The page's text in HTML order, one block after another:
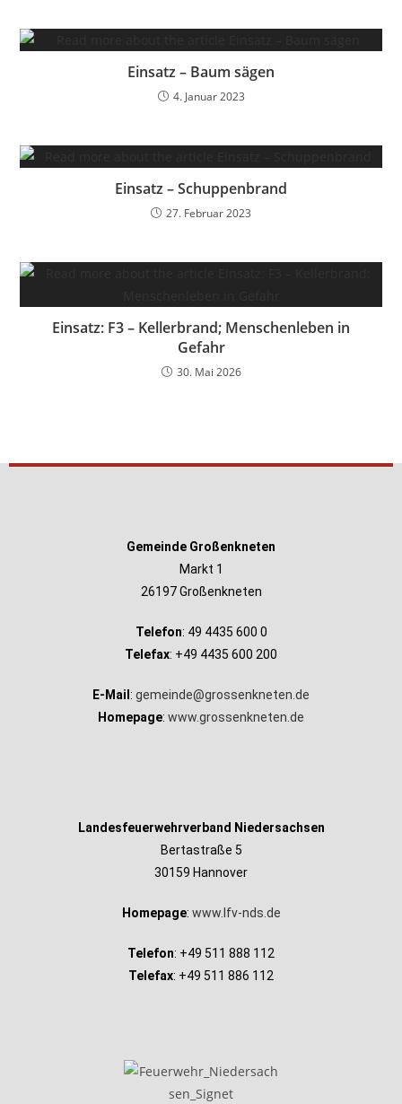
Einsatz – Baum sägen
4. Januar 2023
Einsatz – Schuppenbrand
27. Februar 2023
Einsatz: F3 – Kellerbrand; Menschenleben in
Gefahr
30. Mai 2026
Gemeinde Großenkneten
Markt 1
26197 Großenkneten
Telefon: 49 4435 600 0
Telefax: +49 4435 600 200
E-Mail: gemeinde@grossenkneten.de
Homepage: www.grossenkneten.de
Landesfeuerwehrverband Niedersachsen
Bertastraße 5
30159 Hannover
Homepage: www.lfv-nds.de
Telefon: +49 511 888 112
Telefax: +49 511 886 112